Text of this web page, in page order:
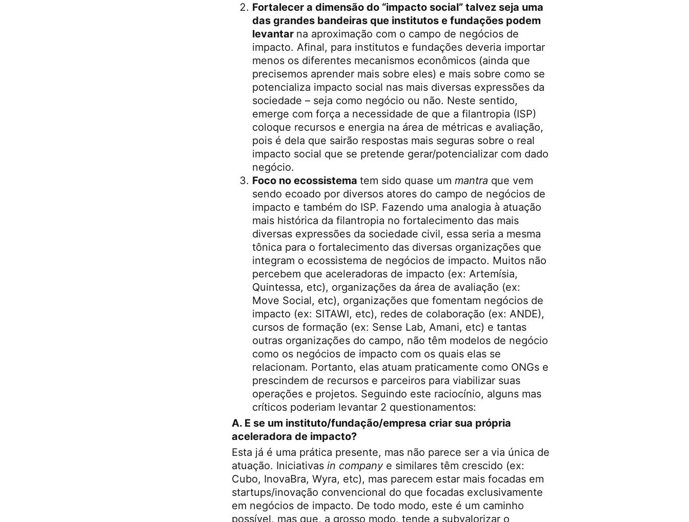
Fortalecer a dimensão do “impacto social” talvez seja uma
das grandes bandeiras que institutos e fundações podem
levantar na aproximação com o campo de negócios de
impacto. Afinal, para institutos e fundações deveria importar
menos os diferentes mecanismos econômicos (ainda que
precisemos aprender mais sobre eles) e mais sobre como se
potencializa impacto social nas mais diversas expressões da
sociedade – seja como negócio ou não. Neste sentido,
emerge com força a necessidade de que a filantropia (ISP)
coloque recursos e energia na área de métricas e avaliação,
pois é dela que sairão respostas mais seguras sobre o real
impacto social que se pretende gerar/potencializar com dado
negócio.
Foco no ecossistema tem sido quase um mantra que vem
sendo ecoado por diversos atores do campo de negócios de
impacto e também do ISP. Fazendo uma analogia à atuação
mais histórica da filantropia no fortalecimento das mais
diversas expressões da sociedade civil, essa seria a mesma
tônica para o fortalecimento das diversas organizações que
integram o ecossistema de negócios de impacto. Muitos não
percebem que aceleradoras de impacto (ex: Artemísia,
Quintessa, etc), organizações da área de avaliação (ex:
Move Social, etc), organizações que fomentam negócios de
impacto (ex: SITAWI, etc), redes de colaboração (ex: ANDE),
cursos de formação (ex: Sense Lab, Amani, etc) e tantas
outras organizações do campo, não têm modelos de negócio
como os negócios de impacto com os quais elas se
relacionam. Portanto, elas atuam praticamente como ONGs e
prescindem de recursos e parceiros para viabilizar suas
operações e projetos. Seguindo este raciocínio, alguns mas
críticos poderiam levantar 2 questionamentos:
A. E se um instituto/fundação/empresa criar sua própria
aceleradora de impacto?
Esta já é uma prática presente, mas não parece ser a via única de
atuação. Iniciativas in companye similares têm crescido (ex:
Cubo, InovaBra, Wyra, etc), mas parecem estar mais focadas em
startups/inovação convencional do que focadas exclusivamente
em negócios de impacto. De todo modo, este é um caminho
possível, mas que, a grosso modo, tende a subvalorizar o